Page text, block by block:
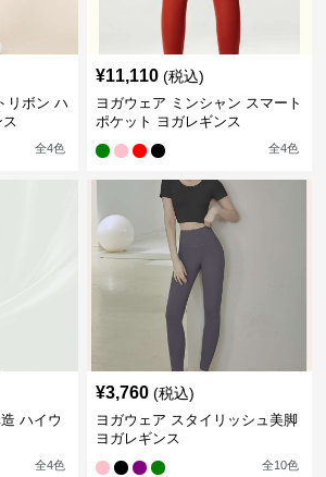
リボン ハ
全4色
¥11,110 (税込)
ヨガウェア ミンシャン スマート
ポケット ヨガレギンス
全4色
ハイウ
全4色
¥3,760 (税込)
ヨガウェア スタイリッシュ美脚
ヨガレギンス
全10色